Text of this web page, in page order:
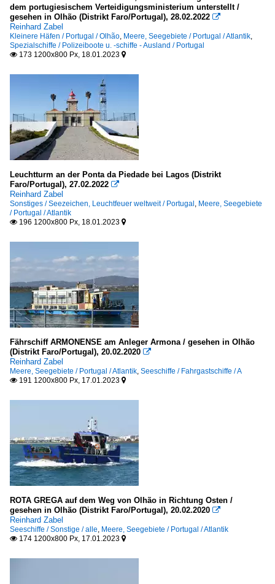
4- und mehr Master
S
Seezeichen, Leuchtfeuer weltweit
Portugal
Spezialschiffe
Lotsenboote / pilot boats
Portugal
Yachten, Freizeitfahrzeuge
Sonstige
dem portugiesischem Verteidigungsministerium unterstellt /
gesehen in Olhão (Distrikt Faro/Portugal), 28.02.2022 
Reinhard Zabel
Kleinere Häfen / Portugal / Olhão, Meere, Seegebiete / Portugal / Atlantik,
Spezialschiffe / Polizeiboote u. -schiffe - Ausland / Portugal
 173 1200x800 Px, 18.01.2023 
Leuchtturm an der Ponta da Piedade bei Lagos (Distrikt
Faro/Portugal), 27.02.2022 
Reinhard Zabel
Sonstiges / Seezeichen, Leuchtfeuer weltweit / Portugal , Meere, Seegebiete
/ Portugal / Atlantik
 196 1200x800 Px, 18.01.2023 
Fährschiff ARMONENSE am Anleger Armona / gesehen in Olhão
(Distrikt Faro/Portugal), 20.02.2020 
Reinhard Zabel
Meere, Seegebiete / Portugal / Atlantik, Seeschiffe / Fahrgastschiffe / A
 191 1200x800 Px, 17.01.2023 
ROTA GREGA auf dem Weg von Olhão in Richtung Osten /
gesehen in Olhão (Distrikt Faro/Portugal), 20.02.2020 
Reinhard Zabel
Seeschiffe / Sonstige / alle, Meere, Seegebiete / Portugal / Atlantik
 174 1200x800 Px, 17.01.2023 